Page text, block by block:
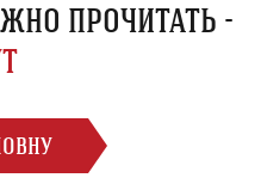
ПРОЧИТАТЬ -